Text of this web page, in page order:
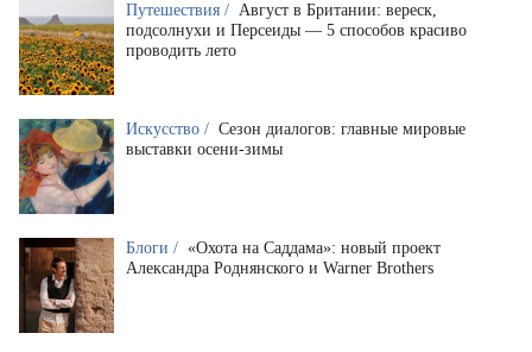
Путешествия / Август в Британии: вереск,
подсолнухи и Персеиды — 5 способов красиво
проводить лето
Искусство / Сезон диалогов: главные мировые
выставки осени-зимы
Блоги / «Охота на Саддама»: новый проект
Александра Роднянского и Warner Brothers